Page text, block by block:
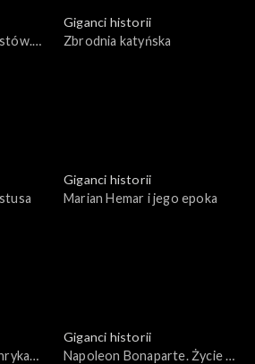
Giganci historii
Zbrodnia katyńska
Giganci historii
Marian Hemar i jego epoka
Giganci historii
Napoleon Bonaparte. Życie i